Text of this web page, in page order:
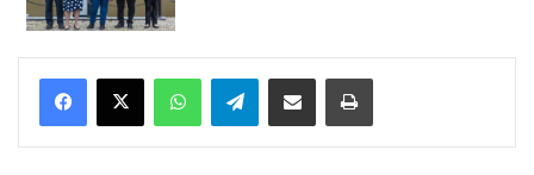
WhatsAppTelegramDelen via Email Print